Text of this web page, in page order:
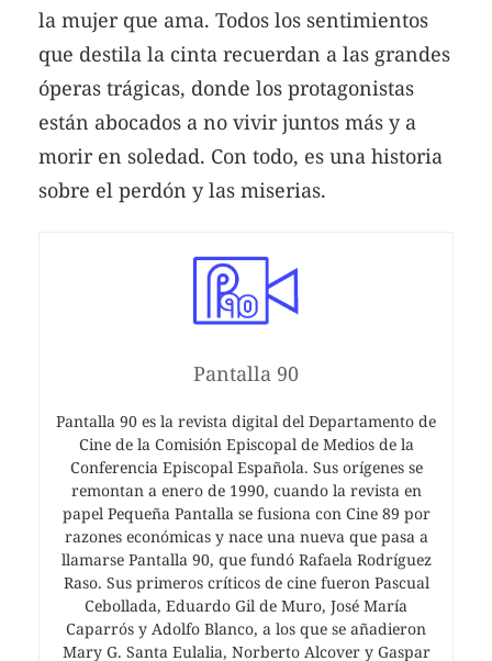
la mujer que ama. Todos los sentimientos
que destila la cinta recuerdan a las grandes
óperas trágicas, donde los protagonistas
están abocados a no vivir juntos más y a
morir en soledad. Con todo, es una historia
sobre el perdón y las miserias.
Pantalla 90
Pantalla 90 es la revista digital del Departamento de
Cine de la Comisión Episcopal de Medios de la
Conferencia Episcopal Española. Sus orígenes se
remontan a enero de 1990, cuando la revista en
papel Pequeña Pantalla se fusiona con Cine 89 por
razones económicas y nace una nueva que pasa a
llamarse Pantalla 90, que fundó Rafaela Rodríguez
Raso. Sus primeros críticos de cine fueron Pascual
Cebollada, Eduardo Gil de Muro, José María
Caparrós y Adolfo Blanco, a los que se añadieron
Mary G. Santa Eulalia, Norberto Alcover y Gaspar